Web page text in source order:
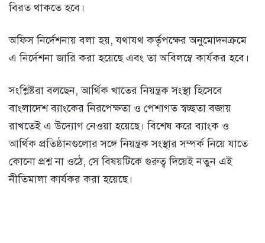
বিরত থাকতে হবে।
অফিস নির্দেশনায় বলা হয়, যথাযথ কর্তৃপক্ষের অনুমোদনক্রমে
এ নির্দেশনা জারি করা হয়েছে এবং তা অবিলম্বে কার্যকর হবে।
সংশ্লিষ্টরা বলছেন, আর্থিক খাতের নিয়ন্ত্রক সংস্থা হিসেবে
বাংলাদেশ ব্যাংকের নিরপেক্ষতা ও পেশাগত স্বচ্ছতা বজায়
রাখতেই এ উদ্যোগ নেওয়া হয়েছে। বিশেষ করে ব্যাংক ও
আর্থিক প্রতিষ্ঠানগুলোর সঙ্গে নিয়ন্ত্রক সংস্থার সম্পর্ক নিয়ে যাতে
কোনো প্রশ্ন না ওঠে, সে বিষয়টিকে গুরুত্ব দিয়েই নতুন এই
নীতিমালা কার্যকর করা হয়েছে।